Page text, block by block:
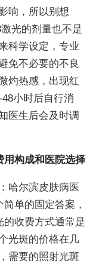
响，所以别想
光的剂量也不是
科学设定，专业
免不必要的不良
灼热感，出现红
小时后自行消
医生后会及时调
用构成和医院选择
哈尔滨皮肤病医
单的固定答案，
的收费方式通常是
光斑的价格在几
需要的照射光斑